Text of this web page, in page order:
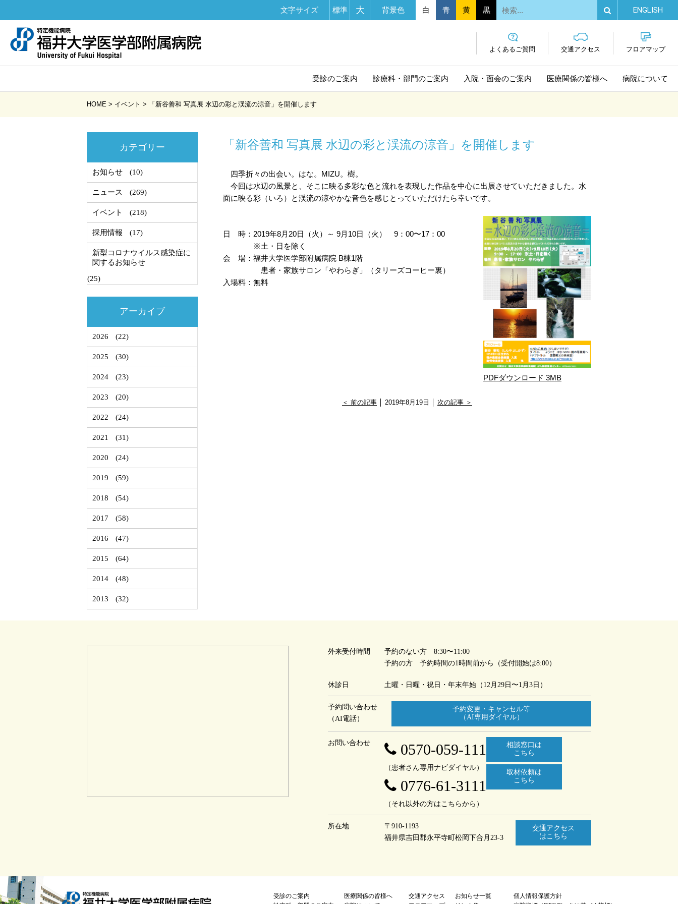
文字サイズ 標準 大 背景色 白 青 黄 黒 ENGLISH
よくあるご質問 交通アクセス フロアマップ
受診のご案内 診療科・部門のご案内 入院・面会のご案内 医療関係の皆様へ 病院について
HOME > イベント > 「新谷善和 写真展 水辺の彩と渓流の涼音」を開催します
「新谷善和 写真展 水辺の彩と渓流の涼音」を開催します
四季折々の出会い。はな。MIZU。樹。
今回は水辺の風景と、そこに映る多彩な色と流れを表現した作品を中心に出展させていただきました。水
面に映る彩（いろ）と渓流の涼やかな音色を感じとっていただけたら幸いです。
PDFダウンロード 3MB
日 時：2019年8月20日（火）～ 9月10日（火） 9：00〜17：00
※土・日を除く
会 場：福井大学医学部附属病院 B棟1階
患者・家族サロン「やわらぎ」（タリーズコーヒー裏）
入場料：無料
＜ 前の記事 │ 2019年8月19日 │ 次の記事 ＞
カテゴリー
お知らせ (10)
ニュース (269)
イベント (218)
採用情報 (17)
新型コロナウイルス感染症に
関するお知らせ
(25)
アーカイブ
2026 (22)
2025 (30)
2024 (23)
2023 (20)
2022 (24)
2021 (31)
2020 (24)
2019 (59)
2018 (54)
2017 (58)
2016 (47)
2015 (64)
2014 (48)
2013 (32)
外来受付時間
予約のない方 8:30〜11:00
予約の方 予約時間の1時間前から（受付開始は8:00）
休診日 土曜・日曜・祝日・ 年末年始（12月29日〜1月3日）
予約問い合わせ
（AI電話）
予約変更・キャンセル等
（AI専用ダイヤル）
お問い合わせ 0570-059-111
（患者さん専用ナビダイヤル）
0776-61-3111
（それ以外の方はこちらから）
相談窓口は
こちら
取材依頼は
こちら
所在地
〒910-1193
福井県吉田郡永平寺町 松岡下合月23-3
交通アクセス
はこちら
受診のご案内
医療関係の皆様へ
交通アクセス
お知らせ一覧
個人情報保護方針